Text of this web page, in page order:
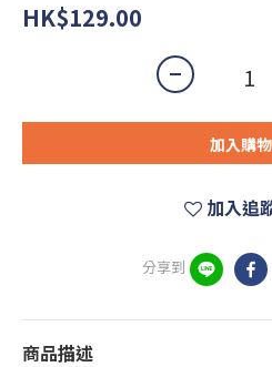
HK$129.00
加入購
加入追
分享到
商品描述